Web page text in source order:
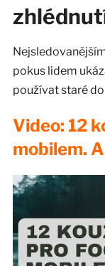
pokus lidem
používat staré
Video: 12
mobilem.